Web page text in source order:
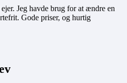
Jeg havde brug for at ændre en
Gode priser, og hurtig